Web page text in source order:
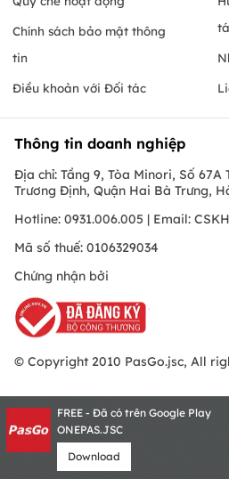
Chính sách bảo mật thông
tin
Điều khoản với Đối tác
Thông tin doanh nghiệp
Địa chỉ: Tầng 9, Tòa Minori, Số 67A
Trương Định, Quận Hai Bà Trưng,
Hotline: 0931.006.005 | Email:
Mã số thuế: 0106329034
Chứng nhận bởi
© Copyright 2010 PasGo.jsc, All
FREE - Đã có trên Google Play
ONEPAS.JSC
Download